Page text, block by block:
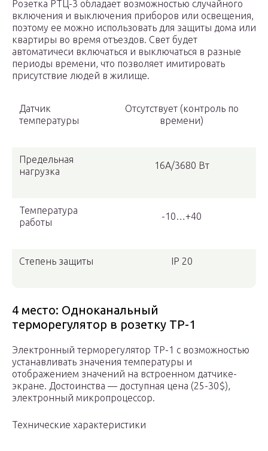
Розетка РТЦ-3 обладает возможностью случайного
включения и выключения приборов или освещения,
поэтому ее можно использовать для защиты дома или
квартиры во время отъездов. Свет будет
автоматичеси включаться и выключаться в разные
периоды времени, что позволяет имитировать
присутствие людей в жилище.
Датчик
температуры
Отсутствует (контроль по
времени)
Предельная
нагрузка
16А/3680 Вт
Температура
работы
-10…+40
Степень защиты IP 20
4 место: Одноканальный
терморегулятор в розетку ТР-1
Электронный терморегулятор ТР-1 с возможностью
устанавливать значения температуры и
отображением значений на встроенном датчике-
экране. Достоинства — доступная цена (25-30$),
электронный микропроцессор.
Технические характеристики